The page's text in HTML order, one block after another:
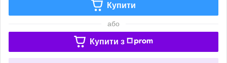
Купити
або
Купити з